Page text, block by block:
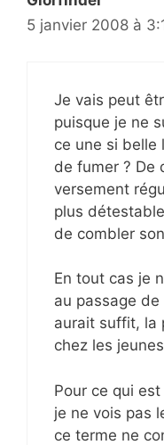
5 janvier 2008 à
Je vais peut
puisque je ne
ce une si belle
de fumer ? De
versement
plus
de combler
En tout cas je
au passage
aurait suffit, la
chez les
Pour ce qui
je ne vois pas
ce terme ne